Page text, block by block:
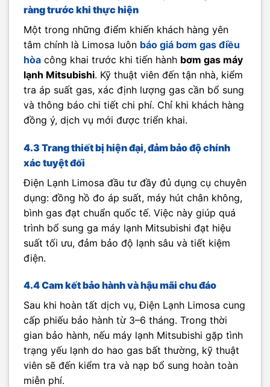
ràng trước khi thực hiện
Một trong những điểm khiến khách hàng yên
tâm chính là Limosa luôn báo giá bơm gas điều
hòa công khai trước khi tiến hành bơm gas máy
lạnh Mitsubishi. Kỹ thuật viên đến tận nhà, kiểm
tra áp suất gas, xác định lượng gas cần bổ sung
và thông báo chi tiết chi phí. Chỉ khi khách hàng
đồng ý, dịch vụ mới được triển khai.
4.3 Trang thiết bị hiện đại, đảm bảo độ chính
xác tuyệt đối
Điện Lạnh Limosa đầu tư đầy đủ dụng cụ chuyên
dụng: đồng hồ đo áp suất, máy hút chân không,
bình gas đạt chuẩn quốc tế. Việc này giúp quá
trình bổ sung ga máy lạnh Mitsubishi đạt hiệu
suất tối ưu, đảm bảo độ lạnh sâu và tiết kiệm
điện.
4.4 Cam kết bảo hành và hậu mãi chu đáo
Sau khi hoàn tất dịch vụ, Điện Lạnh Limosa cung
cấp phiếu bảo hành từ 3–6 tháng. Trong thời
gian bảo hành, nếu máy lạnh Mitsubishi gặp tình
trạng yếu lạnh do hao gas bất thường, kỹ thuật
viên sẽ đến kiểm tra và nạp bổ sung hoàn toàn
miễn phí.